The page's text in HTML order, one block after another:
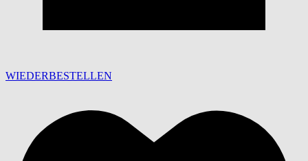
WIEDERBESTELLEN